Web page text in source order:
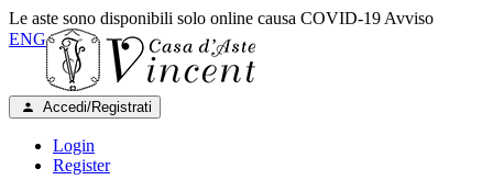
Le aste sono disponibili solo online causa COVID-19 Avviso
ENG
Accedi/Registrati
Login
Register